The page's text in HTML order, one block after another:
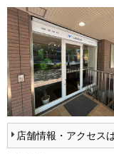
店舗情報・アクセス